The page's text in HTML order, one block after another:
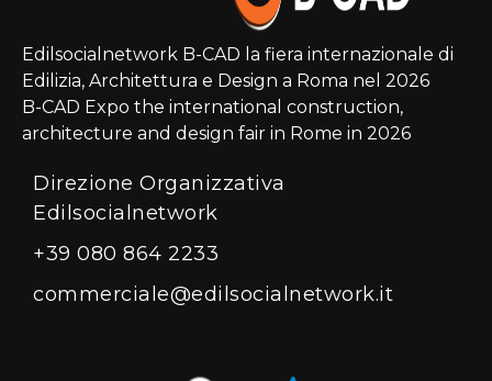
Edilsocialnetwork B-CAD la fiera internazionale di
Edilizia, Architettura e Design a Roma nel 2026
B-CAD Expo the international construction,
architecture and design fair in Rome in 2026
Direzione Organizzativa
Edilsocialnetwork
+39 080 864 2233
commerciale@edilsocialnetwork.it